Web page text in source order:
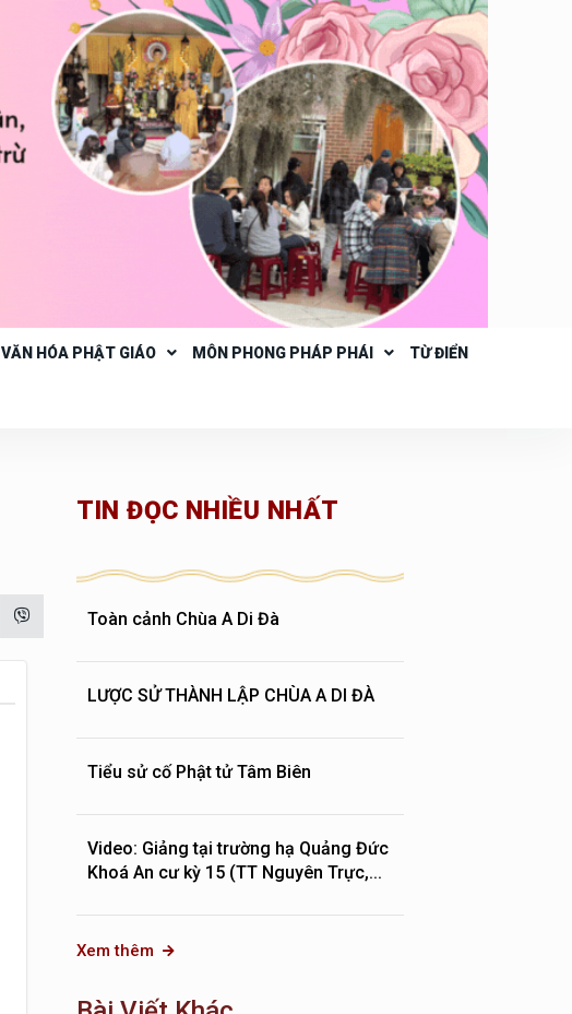
VĂN HÓA PHẬT GIÁO MÔN PHONG PHÁP PHÁI TỪ ĐIỂN
TIN ĐỌC NHIỀU NHẤT
Toàn cảnh Chùa A Di Đà
LƯỢC SỬ THÀNH LẬP CHÙA A DI ĐÀ
Tiểu sử cố Phật tử Tâm Biên
Video: Giảng tại trường hạ Quảng Đức
Khoá An cư kỳ 15 (TT Nguyên Trực,...
Xem thêm